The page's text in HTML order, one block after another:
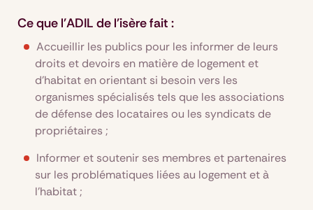
Ce que l'ADIL de l'isère fait :
Accueillir les publics pour les informer de leurs
droits et devoirs en matière de logement et
d’habitat en orientant si besoin vers les
organismes spécialisés tels que les associations
de défense des locataires ou les syndicats de
propriétaires ;
Informer et soutenir ses membres et partenaires
sur les problématiques liées au logement et à
l’habitat ;